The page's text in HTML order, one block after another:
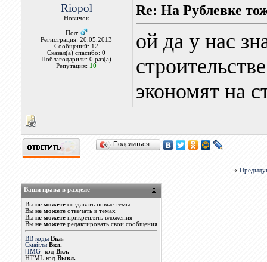
Riopol
Новичок
Пол:
Регистрация: 20.05.2013
Сообщений: 12
Сказал(а) спасибо: 0
Поблагодарили: 0 раз(а)
Репутация: 10
Re: На Рублевке
ой да у нас
экономят на
Поделиться…
«
Ваши права в разделе
Вы не можетесоздавать новые темы
Вы не можетеотвечать в темах
Вы не можетеприкреплять вложения
Вы не можетередактировать свои сообщения
BB коды Вкл.
Смайлы Вкл.
[IMG] код Вкл.
HTML код Выкл.